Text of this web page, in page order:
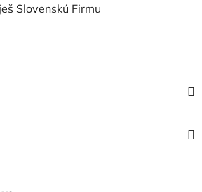
Slovenskú Firmu